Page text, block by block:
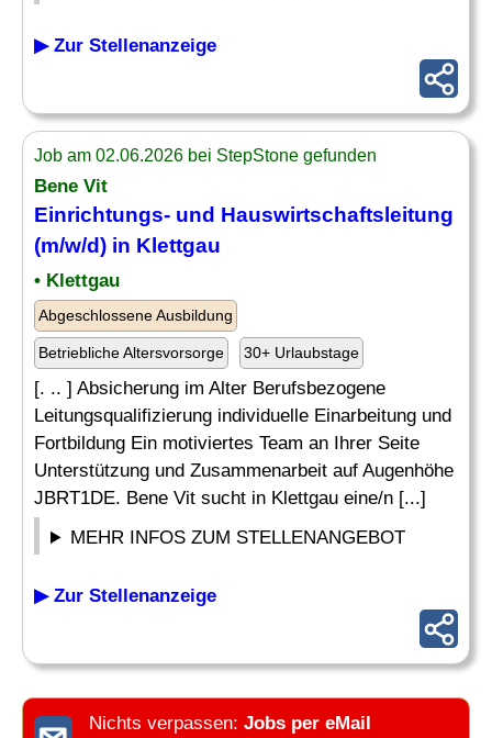
▶ Zur Stellenanzeige
Job am 02.06.2026 bei StepStone gefunden
Bene Vit
Einrichtungs- und Hauswirtschaftsleitung
(m/w/d) in Klettgau
• Klettgau
Abgeschlossene Ausbildung
Betriebliche Altersvorsorge 30+ Urlaubstage
[. .. ] Absicherung im Alter Berufsbezogene
Leitungsqualifizierung individuelle Einarbeitung und
Fortbildung Ein motiviertes Team an Ihrer Seite
Unterstützung und Zusammenarbeit auf Augenhöhe
JBRT1DE. Bene Vit sucht in Klettgau eine/n [...]
MEHR INFOS ZUM STELLENANGEBOT
▶ Zur Stellenanzeige
Nichts verpassen: Jobs per eMail